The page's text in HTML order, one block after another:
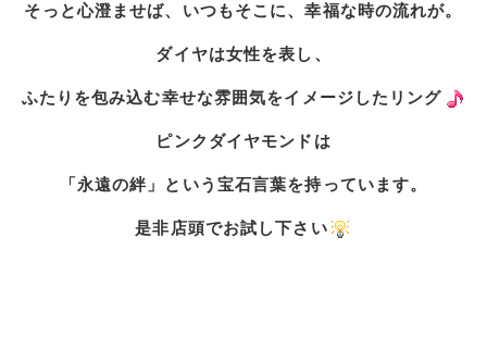
そっと心澄ませば、いつもそこに、幸福な時の流れが。
ダイヤは女性を表し、
ふたりを包み込む幸せな雰囲気をイメージしたリング
ピンクダイヤモンドは
「永遠の絆」という宝石言葉を持っています。
是非店頭でお試し下さい